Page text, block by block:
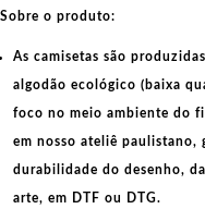
Sobre o produto:
As camisetas são
algodão ecológico (baixa
foco no meio ambiente do
em nosso ateliê paulistano,
durabilidade do desenho,
arte, em DTF ou DTG.